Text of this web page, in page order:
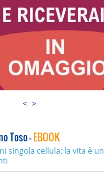
< >
Toso -EBOOK
singola cellula: la vita è un